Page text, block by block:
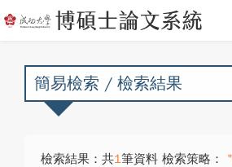
簡易檢索 / 檢索結果
檢索結果：共1筆資料 檢索策略：